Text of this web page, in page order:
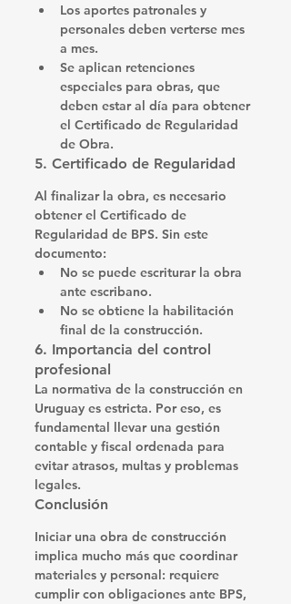
Los aportes patronales y
personales deben verterse mes
a mes.
Se aplican retenciones
especiales para obras, que
deben estar al día para obtener
el Certificado de Regularidad
de Obra.
5. Certificado de Regularidad
Al finalizar la obra, es necesario
obtener el Certificado de
Regularidad de BPS. Sin este
documento:
No se puede escriturar la obra
ante escribano.
No se obtiene la habilitación
final de la construcción.
6. Importancia del control
profesional
La normativa de la construcción en
Uruguay es estricta. Por eso, es
fundamental llevar una gestión
contable y fiscal ordenada para
evitar atrasos, multas y problemas
legales.
Conclusión
Iniciar una obra de construcción
implica mucho más que coordinar
materiales y personal: requiere
cumplir con obligaciones ante BPS,